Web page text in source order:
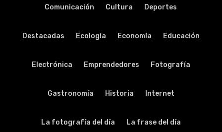
Comunicación Cultura Deportes
Destacadas Ecología Economía Educación
Electrónica Emprendedores Fotografía
Gastronomía Historia Internet
La fotografía del día La frase del día